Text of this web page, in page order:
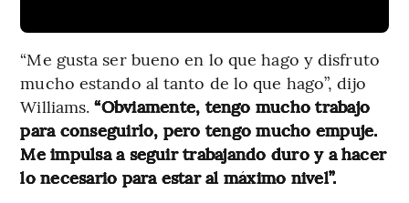
“Me gusta ser bueno en lo que hago y disfruto
mucho estando al tanto de lo que hago”, dijo
Williams.“Obviamente, tengo mucho trabajo
para conseguirlo, pero tengo mucho empuje.
Me impulsa a seguir trabajando duro y a hacer
lo necesario para estar al máximo nivel”.